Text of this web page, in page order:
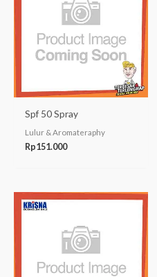
Spf 50 Spray
Lulur & Aromateraphy
Rp151.000